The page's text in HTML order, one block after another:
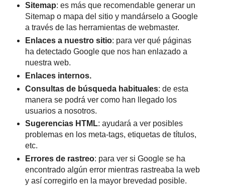
Sitemap: es más que recomendable generar un
Sitemap o mapa del sitio y mandárselo a Google
a través de las herramientas de webmaster.
Enlaces a nuestro sitio: para ver qué páginas
ha detectado Google que nos han enlazado a
nuestra web.
Enlaces internos.
Consultas de búsqueda habituales: de esta
manera se podrá ver como han llegado los
usuarios a nosotros.
Sugerencias HTML: ayudará a ver posibles
problemas en los meta‐tags, etiquetas de títulos,
etc.
Errores de rastreo: para ver si Google se ha
encontrado algún error mientras rastreaba la web
y así corregirlo en la mayor brevedad posible.